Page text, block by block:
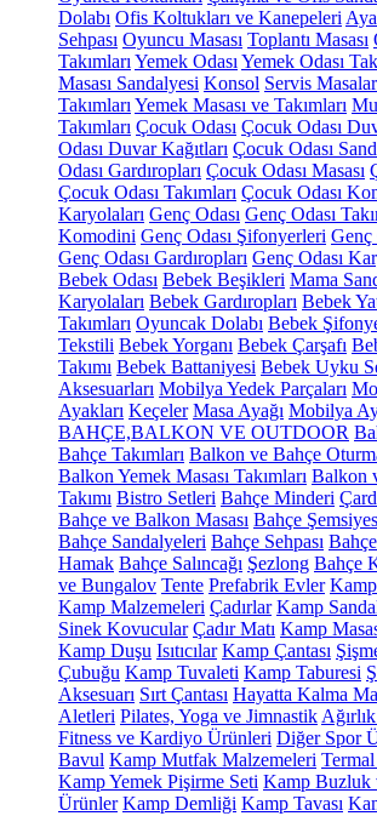
Dolabı Ofis Koltukları ve Kanepeleri
Sehpası Oyuncu Masası Toplantı Masası
Takımları Yemek Odası Yemek Odası
Masası Sandalyesi Konsol Servis
Takımları Yemek Masası ve Takımları
Takımları Çocuk Odası Çocuk Odası
Odası Duvar Kağıtları Çocuk Odası
Odası Gardıropları Çocuk Odası Masası
Çocuk Odası Takımları Çocuk Odası
Karyolaları Genç Odası Genç Odası
Komodini Genç Odası Şifonyerleri Genç
Genç Odası Gardıropları Genç Odası
Bebek Odası Bebek Beşikleri Mama
Karyolaları Bebek Gardıropları Bebek
Takımları Oyuncak Dolabı Bebek
Tekstili Bebek Yorganı Bebek Çarşafı
Takımı Bebek Battaniyesi Bebek Uyku
Aksesuarları Mobilya Yedek Parçaları
Ayakları Keçeler Masa Ayağı Mobilya
BAHÇE,BALKON VE OUTDOOR
Bahçe Takımları Balkon ve Bahçe
Balkon Yemek Masası Takımları Balkon
Takımı Bistro Setleri Bahçe Minderi
Bahçe ve Balkon Masası Bahçe
Bahçe Sandalyeleri Bahçe Sehpası
Hamak Bahçe Salıncağı Şezlong Bahçe
ve Bungalov Tente Prefabrik Evler
Kamp Malzemeleri Çadırlar Kamp
Sinek Kovucular Çadır Matı Kamp
Kamp Duşu Isıtıcılar Kamp Çantası
Çubuğu Kamp Tuvaleti Kamp Taburesi
Aksesuarı Sırt Çantası Hayatta Kalma
Aletleri Pilates, Yoga ve Jimnastik
Fitness ve Kardiyo Ürünleri Diğer Spor
Bavul Kamp Mutfak Malzemeleri
Kamp Yemek Pişirme Seti Kamp Buzluk
Ürünler Kamp Demliği Kamp Tavası